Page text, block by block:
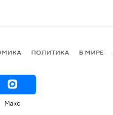
ПОЛИТИКА В МИРЕ
Макс